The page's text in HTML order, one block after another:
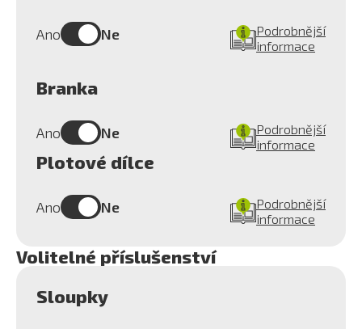
Ano Ne
Podrobnější
informace
Branka
Ano Ne
Podrobnější
informace
Plotové dílce
Ano Ne
Podrobnější
informace
Volitelné příslušenství
Sloupky